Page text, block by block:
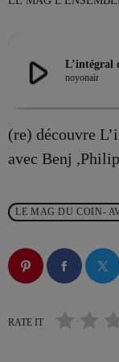
EMISSION
LES
10:00 - 13:00
Music non-stop
play_arrow noyonair
(re) découvre
avec Benj
LE MAG DU COIN-
RATE IT